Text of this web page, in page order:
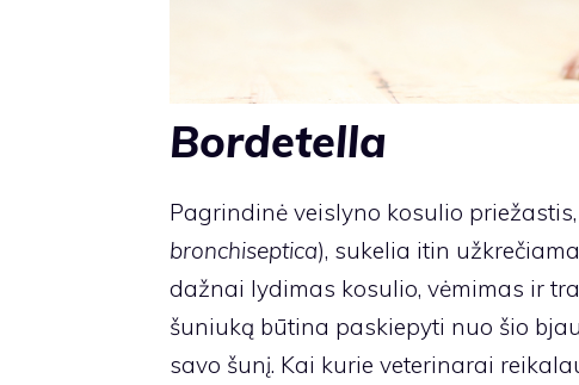
Bordetella
Pagrindinė veislyno kosulio priežastis,
bronchiseptica), sukelia itin
dažnai lydimas kosulio, vėmimas ir
šuniuką būtina paskiepyti nuo šio
savo šunį. Kai kurie veterinarai